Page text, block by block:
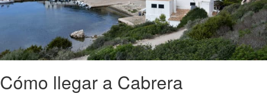
Cómo llegar a Cabrera